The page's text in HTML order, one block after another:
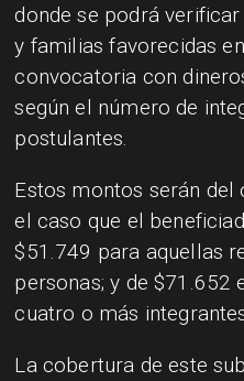
donde se podrá
y familias favorecidas
convocatoria con
según el número de
postulantes.
Estos montos serán del
el caso que el
$51.749 para aquellas
personas; y de $71.652
cuatro o más
La cobertura de este